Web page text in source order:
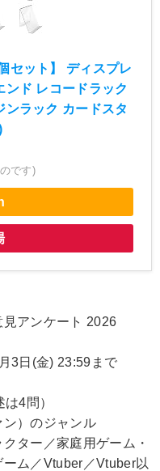
セット】 ディスプレ
ンド レコードラック
ンラック カードスタ
です)
アンケート 2026
3日(金) 23:59まで
4問）
）のジャンル
ター／家庭用ゲーム・
ム／Vtuber／Vtuber以